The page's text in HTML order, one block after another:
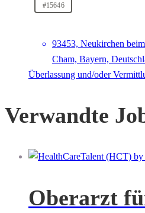
#15646
93453, Neukirchen
Cham, Bayern,
Überlassung und/oder
Verwandte
Oberarzt